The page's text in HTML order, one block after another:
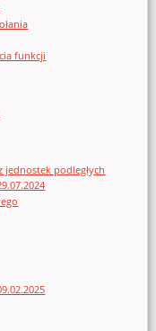
funkcji
podległych